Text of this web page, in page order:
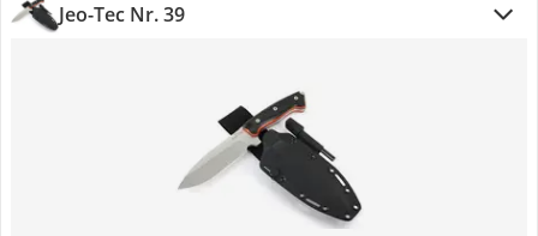
Jeo-Tec Nr. 39